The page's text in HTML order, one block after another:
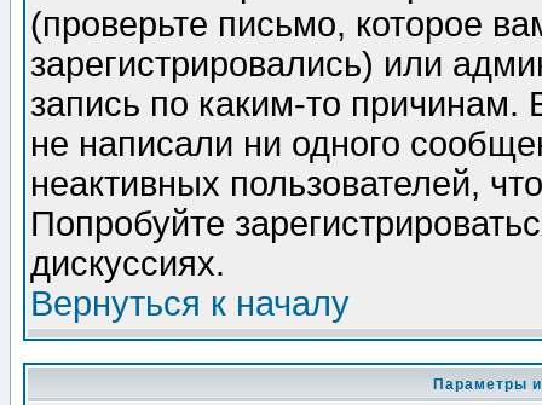
(проверьте письмо, которое
зарегистрировались) или
запись по каким-то
не написали ни одного
неактивных пользователей,
Попробуйте
дискуссиях.
Вернуться к началу
Параметры